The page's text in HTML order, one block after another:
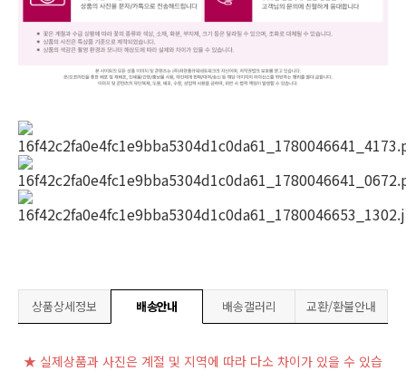
상품상세정보 배송안내 배송갤러리 교환/환불안내
★ 실제상품과 사진은 계절 및 지역에 따라 다소 차이가 있을 수 있습